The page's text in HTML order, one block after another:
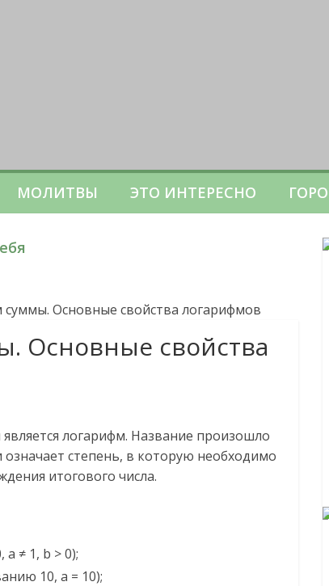
МОЛИТВЫ ЭТО ИНТЕРЕСНО
Основные свойства логарифмов
Основные свойства
логарифм. Название произошло
означает степень, в которую необходимо
итогового числа.
≠ 1, b > 0);
10, a = 10);